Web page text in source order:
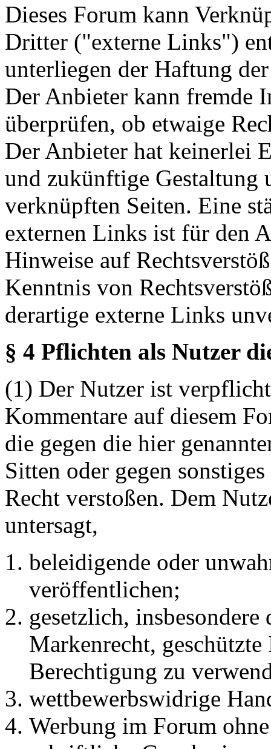
Dieses Forum kann
Dritter ("externe Links")
unterliegen der Haftung
Der Anbieter kann fremde
überprüfen, ob etwaige
Der Anbieter hat keinerlei
und zukünftige Gestaltung
verknüpften Seiten. Eine
externen Links ist für den
Hinweise auf
Kenntnis von
derartige externe Links
§ 4 Pflichten als Nutzer
(1) Der Nutzer ist
Kommentare auf diesem
die gegen die hier
Sitten oder gegen
Recht verstoßen. Dem
untersagt,
beleidigende oder
veröffentlichen;
gesetzlich,
Markenrecht, geschützte
Berechtigung zu
wettbewerbswidrige
Werbung im Forum